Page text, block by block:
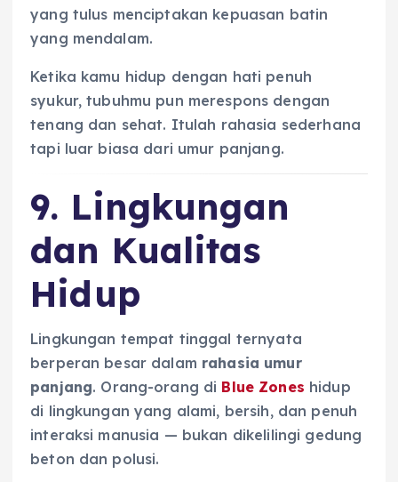
yang tulus menciptakan kepuasan batin
yang mendalam.
Ketika kamu hidup dengan hati penuh
syukur, tubuhmu pun merespons dengan
tenang dan sehat. Itulah rahasia sederhana
tapi luar biasa dari umur panjang.
9. Lingkungan
dan Kualitas
Hidup
Lingkungan tempat tinggal ternyata
berperan besar dalam rahasia umur
panjang. Orang-orang di Blue Zones hidup
di lingkungan yang alami, bersih, dan penuh
interaksi manusia — bukan dikelilingi gedung
beton dan polusi.